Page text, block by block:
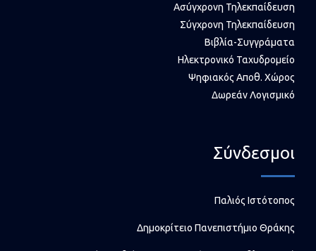
Ασύγχρονη Τηλεκπαίδευση
Σύγχρονη Τηλεκπαίδευση
Βιβλία-Συγγράματα
Ηλεκτρονικό Ταχυδρομείο
Ψηφιακός Αποθ. Χώρος
Δωρεάν Λογισμικό
Σύνδεσμοι
Παλιός Ιστότοπος
Δημοκρίτειο Πανεπιστήμιο Θράκης